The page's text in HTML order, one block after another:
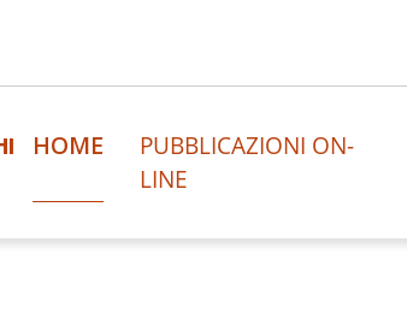
HOME
PUBBLICAZIONI ON-
LINE